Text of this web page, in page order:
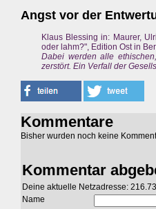
Angst vor der
Klaus Blessing in: Maurer,
oder lahm?", Edition Ost in
Dabei werden alle
zerstört. Ein Verfall der
Kommentare
Bisher wurden noch keine
Kommentar
Deine aktuelle Netzadresse:
Name